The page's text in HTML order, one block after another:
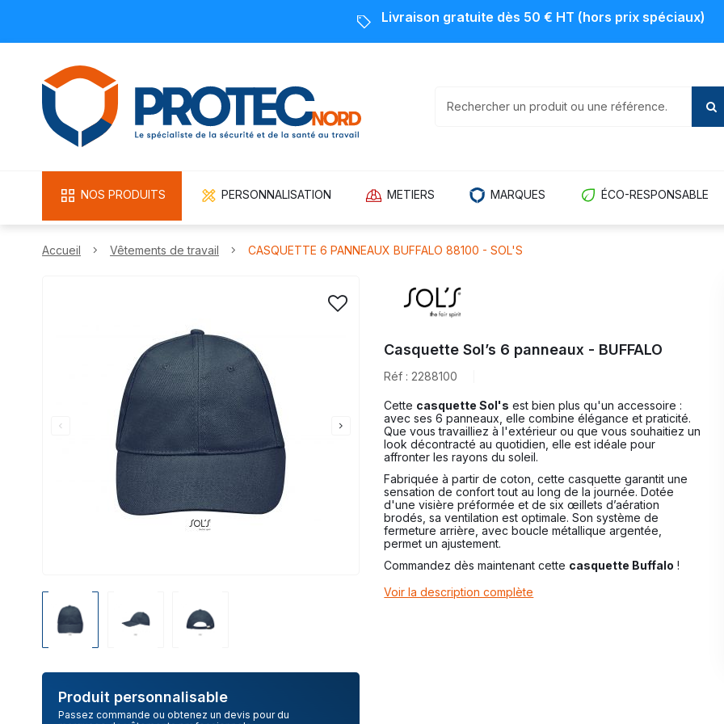
Livraison gratuite dès 50 € HT (hors prix spéciaux)
NOS PRODUITS PERSONNALISATION METIERS MARQUES ÉCO-RESPONSABLE
Accueil Vêtements de travail CASQUETTE 6 PANNEAUX BUFFALO 88100 - SOL'S
Produit personnalisable
Passez commande ou obtenez un devis pour du
Casquette Sol’s 6 panneaux - BUFFALO
Réf : 2288100
Cette casquette Sol's est bien plus qu'un accessoire :
avec ses 6 panneaux, elle combine élégance et praticité.
Que vous travailliez à l'extérieur ou que vous souhaitiez un
look décontracté au quotidien, elle est idéale pour
affronter les rayons du soleil.
Fabriquée à partir de coton, cette casquette garantit une
sensation de confort tout au long de la journée. Dotée
d'une visière préformée et de six œillets d’aération
brodés, sa ventilation est optimale. Son système de
fermeture arrière, avec boucle métallique argentée,
permet un ajustement.
Commandez dès maintenant cette casquette Buffalo !
Voir la description complète